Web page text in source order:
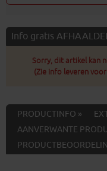
Info gratis
Sorry, dit artikel kan
(Zie info leveren
PRODUCTINFO »
AANVERWANTE